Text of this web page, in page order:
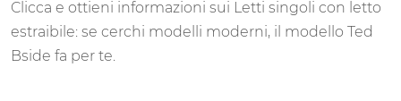
Clicca e ottieni informazioni sui Letti singoli con letto
estraibile: se cerchi modelli moderni, il modello Ted
Bside fa per te.